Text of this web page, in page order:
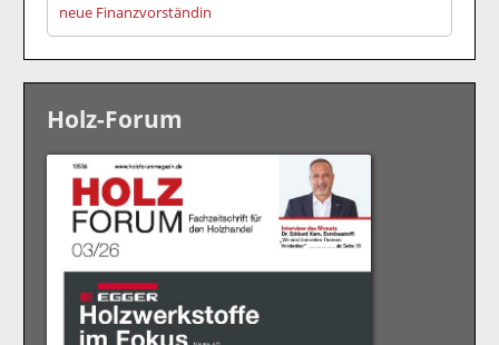
neue Finanzvorständin
Holz-Forum